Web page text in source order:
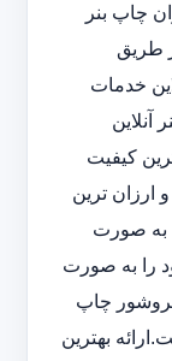
در تهران چاپ بنر
طریق
خدمات
5 متر با بالاترین کیفیت
ارزان ترین
به صورت
را به صورت
چاپ
بهترین